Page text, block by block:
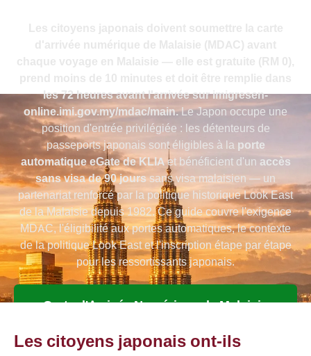
les72 heuresavant l'arrivée sur imigresen-
online.imi.gov.my/mdac/main.Le Japon occupe une
position d'entrée privilégiée : les détenteurs de
passeports japonais sont éligibles à la porte
automatique eGate de KLIAet bénéficient d'un accès
sans visa de 90 jourssans visa malaisien — un
partenariat renforcé par la politique historique Look East
de la Malaisie depuis 1982. Ce guide couvre l'exigence
MDAC, l'éligibilité aux portes automatiques, le contexte
de la politique Look East et l'inscription étape par étape
pour les ressortissants japonais.
Carte d'Arrivée Numérique de Malaisie
Les citoyens japonais ont-ils